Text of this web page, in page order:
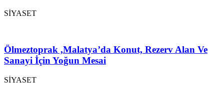
SİYASET
Ölmeztoprak ,Malatya’da Konut, Rezerv Alan Ve
Sanayi İçin Yoğun Mesai
SİYASET